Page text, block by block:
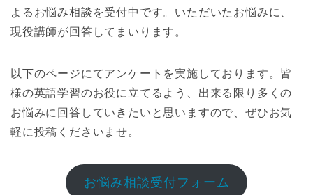
よるお悩み相談を受付中です。いただいたお悩みに、
現役講師が回答してまいります。
以下のページにてアンケートを実施しております。皆
様の英語学習のお役に立てるよう、出来る限り多くの
お悩みに回答していきたいと思いますので、ぜひお気
軽に投稿くださいませ。
お悩み相談受付フォーム